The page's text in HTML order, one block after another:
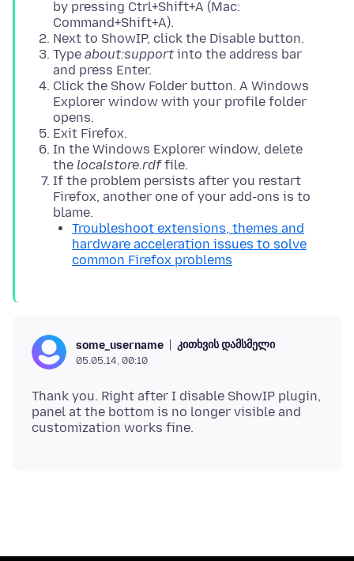
by pressing Ctrl+Shift+A (Mac:
Command+Shift+A).
Next to ShowIP, click the Disable button.
Type about:support into the address bar
and press Enter.
Click the Show Folder button. A Windows
Explorer window with your profile folder
opens.
Exit Firefox.
In the Windows Explorer window, delete
the localstore.rdffile.
If the problem persists after you restart
Firefox, another one of your add-ons is to
blame.
Troubleshoot extensions, themes and
hardware acceleration issues to solve
common Firefox problems
some_username კითხვის დამსმელი
05.05.14, 00:10
Thank you. Right after I disable ShowIP plugin,
panel at the bottom is no longer visible and